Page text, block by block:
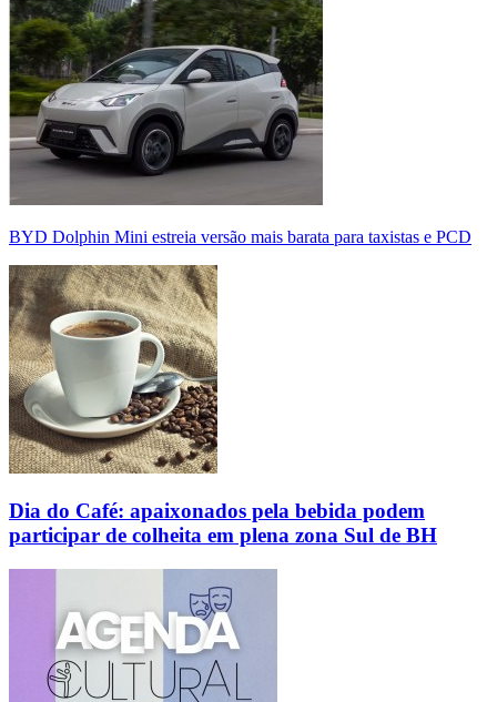
BYD Dolphin Mini estreia versão mais barata para taxistas e PCD
Dia do Café: apaixonados pela bebida podem
participar de colheita em plena zona Sul de BH